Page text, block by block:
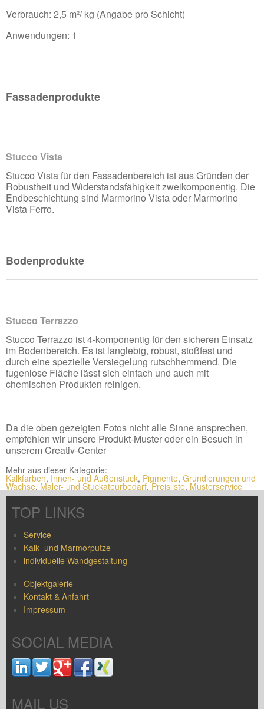
Verbrauch: 2,5 m²/ kg (Angabe pro Schicht)
Anwendungen: 1
Fassadenprodukte
Stucco Vista
Stucco Vista für den Fassadenbereich ist aus Gründen der
Robustheit und Widerstandsfähigkeit zweikomponentig. Die
Endbeschichtung sind Marmorino Vista oder Marmorino
Vista Ferro.
Bodenprodukte
Stucco Terrazzo
Stucco Terrazzo ist 4-komponentig für den sicheren Einsatz
im Bodenbereich. Es ist langlebig, robust, stoßfest und
durch eine spezielle Versiegelung rutschhemmend. Die
fugenlose Fläche lässt sich einfach und auch mit
chemischen Produkten reinigen.
Da die oben gezeigten Fotos nicht alle Sinne ansprechen,
empfehlen wir unsere Produkt-Muster oder ein Besuch in
unserem Creativ-Center
Mehr aus dieser Kategorie:
Kalkfarben, Innen- und Außenstuck, Pigmente, Grundierungen und
Wachse, Maler- und Stuckateurbedarf,Preisliste, Musterservice
TOP LINKS
Service
Kalk- und Marmorputze
individuelle Wandgestaltung
Objektgalerie
Kontakt & Anfahrt
Impressum
SOCIAL MEDIA
MAIL US